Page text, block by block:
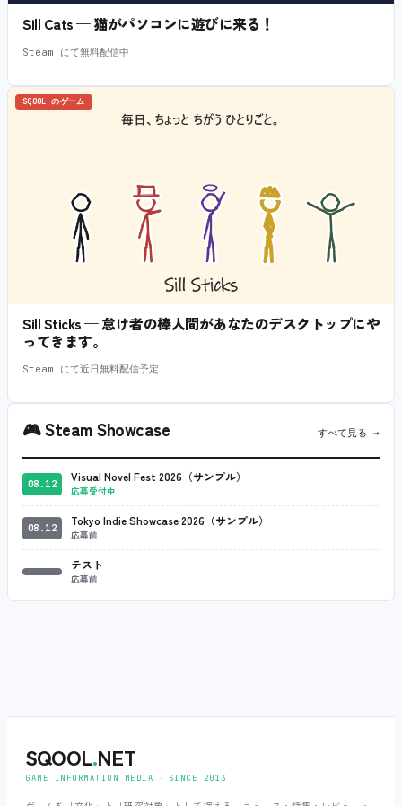
Sill Cats — 猫がパソコンに遊びに来る！
Steam にて無料配信中
SQOOL のゲーム
Sill Sticks — 怠け者の棒人間があなたのデスクトップにや
ってきます。
Steam にて近日無料配信予定
🎮Steam Showcase すべて見る →
08.12 Visual Novel Fest 2026（サンプル）
応募受付中
08.12 Tokyo Indie Showcase 2026（サンプル）
応募前
テスト
応募前
SQOOL.NET
GAME INFORMATION MEDIA ‧ SINCE 2013